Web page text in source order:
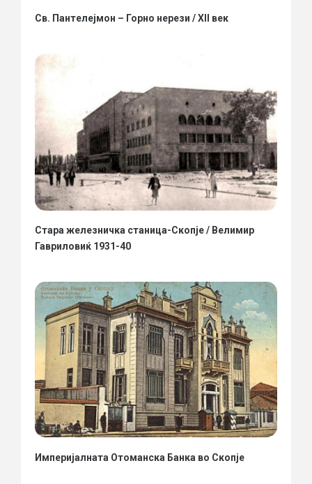
Св. Пантелејмон – Горно нерези / XII век
Стара железничка станица-Скопје / Велимир
Гавриловиќ 1931-40
Империјалната Отоманска Банка во Скопје